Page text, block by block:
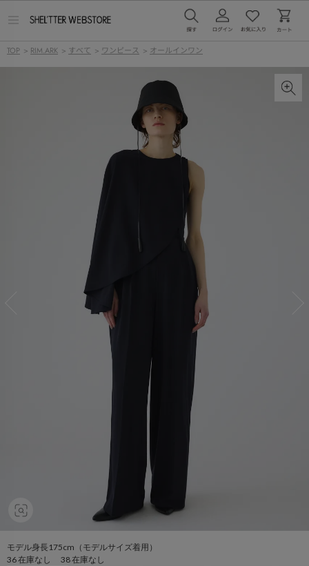
ー
を
TOP > RIM.ARK > すべて > ワンピース > オールインワン
モデル身長175cm（モデルサイズ着用）
36 在庫なし 38 在庫なし